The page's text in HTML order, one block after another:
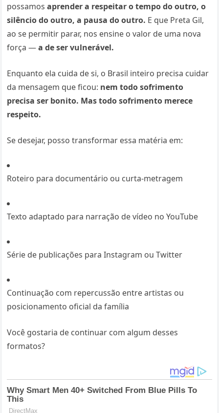
possamosaprender a respeitar o tempo do outro, o
silêncio do outro, a pausa do outro. E que Preta Gil,
ao se permitir parar, nos ensine o valor de uma nova
força —a de ser vulnerável.
Enquanto ela cuida de si, o Brasil inteiro precisa cuidar
da mensagem que ficou: nem todo sofrimento
precisa ser bonito. Mas todo sofrimento merece
respeito.
Se desejar, posso transformar essa matéria em:
Roteiro para documentário ou curta-metragem
Texto adaptado para narração de vídeo no YouTube
Série de publicações para Instagram ou Twitter
Continuação com repercussão entre artistas ou
posicionamento oficial da família
Você gostaria de continuar com algum desses
formatos?